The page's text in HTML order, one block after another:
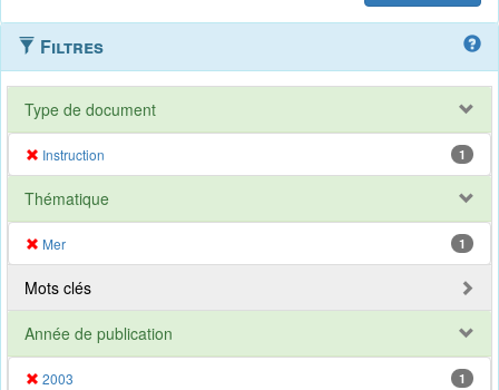
Filtres
Type de document
Instruction 1
Thématique
Mer 1
Mots clés
Année de publication
2003 1